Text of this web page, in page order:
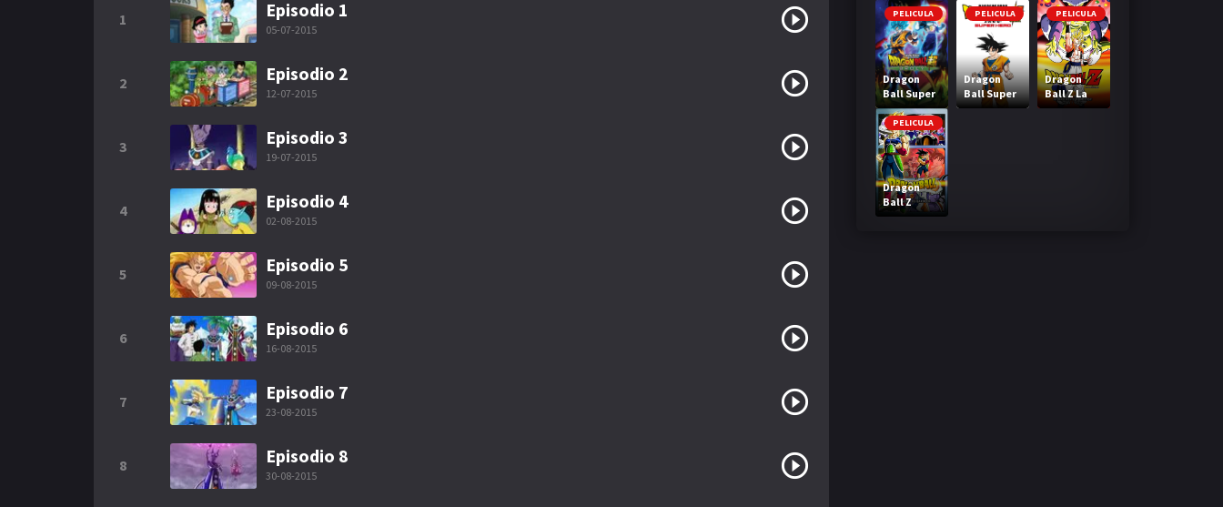
1 Episodio 1
05-07-2015
2 Episodio 2
12-07-2015
3 Episodio 3
19-07-2015
4 Episodio 4
02-08-2015
5 Episodio 5
09-08-2015
6 Episodio 6
16-08-2015
7 Episodio 7
23-08-2015
8 Episodio 8
30-08-2015
PELICULA
Dragon
Ball Super
Broly
PELICULA
Dragon
Ball Super
Super Hero
PELICULA
Dragon
Ball Z La
Fusion de
PELICULA
Dragon
Ball Z
Bardock El